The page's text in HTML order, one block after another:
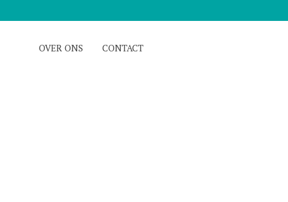
OVER ONS CONTACT